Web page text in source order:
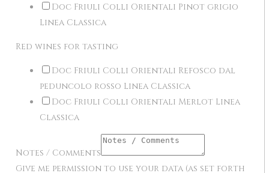
Doc Friuli Colli Orientali Pinot grigio
Linea Classica
Red wines for tasting
Doc Friuli Colli Orientali Refosco dal
peduncolo rosso Linea Classica
Doc Friuli Colli Orientali Merlot Linea
Classica
Notes / Comments
Give me permission to use your data (as set forth